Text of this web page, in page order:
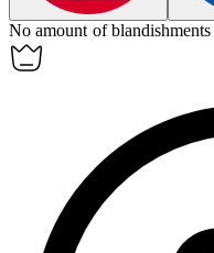
No amount ofblandishments